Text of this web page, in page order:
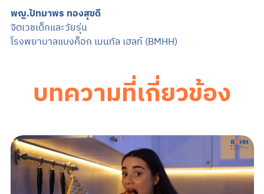
พญ.ปัทมาพร ทองสุขดี
จิตเวชเด็กและวัยรุ่น
โรงพยาบาลแบงค็อก เมนทัล เฮลท์ (BMHH)
บทความที่เกี่ยวข้อง